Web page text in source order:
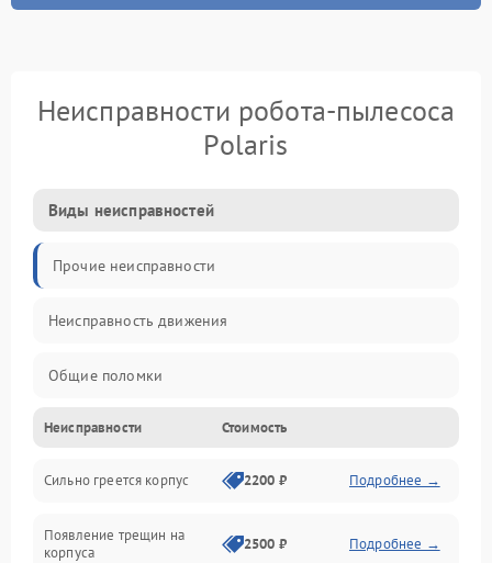
Неисправности робота-пылесоса
Polaris
Виды неисправностей
Прочие неисправности
Неисправность движения
Общие поломки
Неисправность датчиков
Неисправность программного обеспечения
Проблемы с сигналом
Неисправности Стоимость
Сильно греется корпус 2200 ₽ Подробнее →
Появление трещин на
корпуса
2500 ₽ Подробнее →